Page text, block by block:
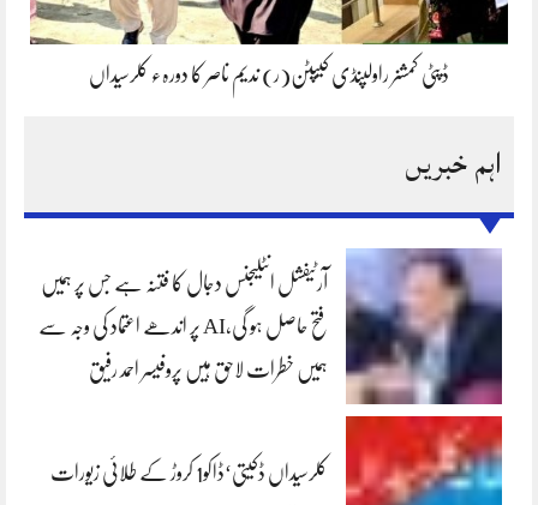
ڈپٹی کمشنر راولپنڈی کیپٹن(ر) ندیم ناصر کا دورہء کلرسیداں
اہم خبریں
آرٹیفشل انٹلیجنس دجال کا فتنہ ہے جس پر ہمیں
فتح حاصل ہو گی،AI پر اندھے اعتماد کی وجہ سے
ہمیں خطرات لاحق ہیں پروفیسر احمد رفیق
کلرسیداں ڈکیتی‘ڈاکو1 کروڑ کے طلائی زیورات